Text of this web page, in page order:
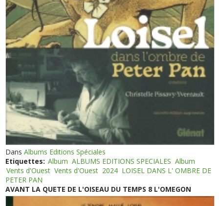
DansAlbums Editions Spéciales
Etiquettes: Album ALBUMS EDITIONS SPECIALES Album
Vents d'Ouest Vents d'Ouest 2024 LOISEL DANS L' OMBRE DE
PETER PAN
AVANT LA QUETE DE L'OISEAU DU TEMPS 8 L'OMEGON